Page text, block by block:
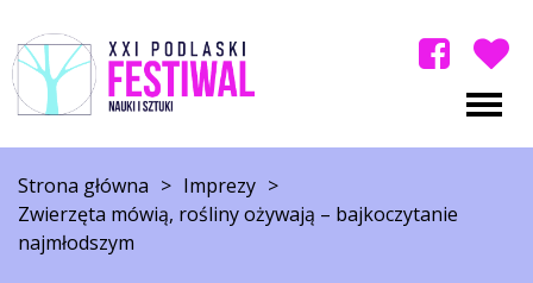
Strona główna > Imprezy >
Zwierzęta mówią, rośliny ożywają – bajkoczytanie
najmłodszym